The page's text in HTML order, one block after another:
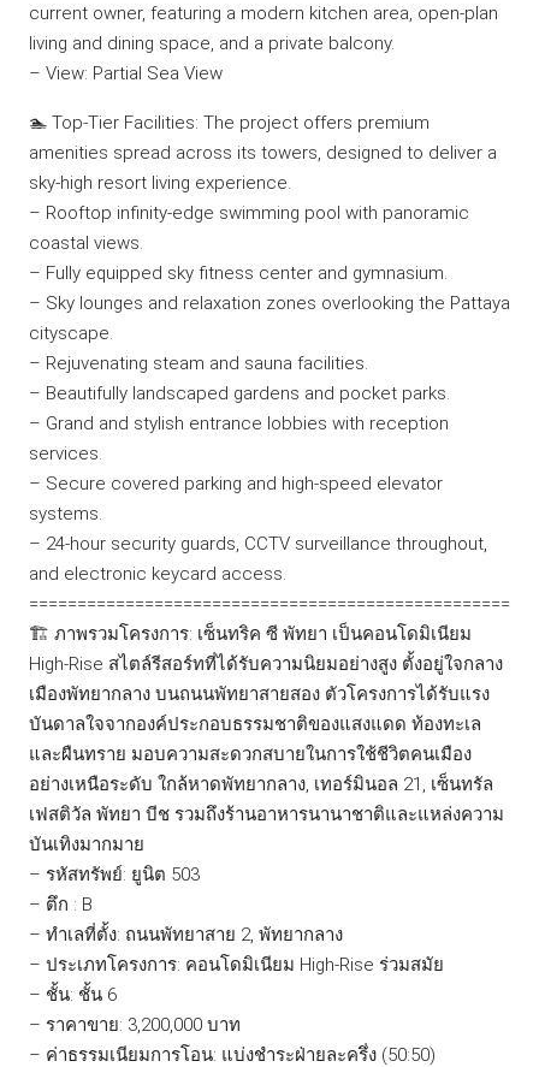
current owner, featuring a modern kitchen area, open-plan
living and dining space, and a private balcony.
– View: Partial Sea View
🏊 Top-Tier Facilities: The project offers premium
amenities spread across its towers, designed to deliver a
sky-high resort living experience.
– Rooftop infinity-edge swimming pool with panoramic
coastal views.
– Fully equipped sky fitness center and gymnasium.
– Sky lounges and relaxation zones overlooking the Pattaya
cityscape.
– Rejuvenating steam and sauna facilities.
– Beautifully landscaped gardens and pocket parks.
– Grand and stylish entrance lobbies with reception
services.
– Secure covered parking and high-speed elevator
systems.
– 24-hour security guards, CCTV surveillance throughout,
and electronic keycard access.
==================================================
🏗️ ภาพรวมโครงการ: เซ็นทริค ซี พัทยา เป็นคอนโดมิเนียม
High-Rise สไตล์รีสอร์ทที่ได้รับความนิยมอย่างสูง ตั้งอยู่ใจกลาง
เมืองพัทยากลาง บนถนนพัทยาสายสอง ตัวโครงการได้รับแรง
บันดาลใจจากองค์ประกอบธรรมชาติของแสงแดด ท้องทะเล
และผืนทราย มอบความสะดวกสบายในการใช้ชีวิตคนเมือง
อย่างเหนือระดับ ใกล้หาดพัทยากลาง, เทอร์มินอล 21, เซ็นทรัล
เฟสติวัล พัทยา บีช รวมถึงร้านอาหารนานาชาติและแหล่งความ
บันเทิงมากมาย
– รหัสทรัพย์: ยูนิต 503
– ตึก : B
– ทำเลที่ตั้ง: ถนนพัทยาสาย 2, พัทยากลาง
– ประเภทโครงการ: คอนโดมิเนียม High-Rise ร่วมสมัย
– ชั้น: ชั้น 6
– ราคาขาย: 3,200,000 บาท
– ค่าธรรมเนียมการโอน: แบ่งชำระฝ่ายละครึ่ง (50:50)